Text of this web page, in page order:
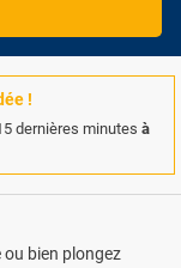
!
dernières minutes à
ou bien plongez